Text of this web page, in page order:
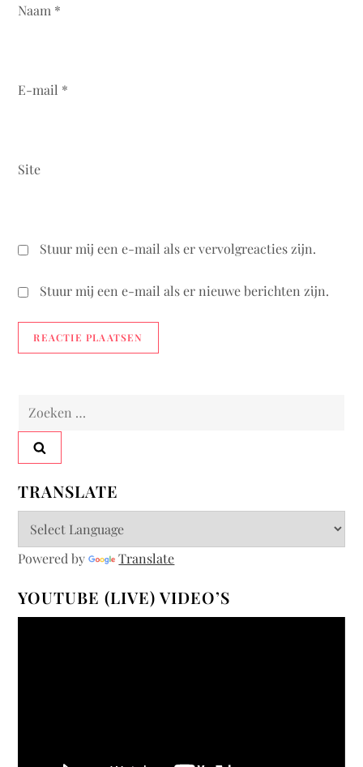
Naam *
E-mail *
Site
Stuur mij een e-mail als er vervolgreacties zijn.
Stuur mij een e-mail als er nieuwe berichten zijn.
Zoeken
TRANSLATE
Powered by Translate
YOUTUBE (LIVE) VIDEO’S